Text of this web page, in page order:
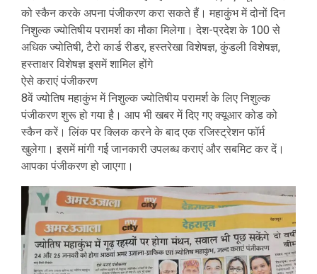
को स्कैन करके अपना पंजीकरण करा सकते हैं। महाकुंभ में दोनों दिन
निशुल्क ज्योतिषीय परामर्श का मौका मिलेगा। देश-प्रदेश के 100 से
अधिक ज्योतिषी, टैरो कार्ड रीडर, हस्तरेखा विशेषज्ञ, कुंडली विशेषज्ञ,
हस्ताक्षर विशेषज्ञ इसमें शामिल होंगे
ऐसे कराएं पंजीकरण
8वें ज्योतिष महाकुंभ में निशुल्क ज्योतिषीय परामर्श के लिए निशुल्क
पंजीकरण शुरू हो गया है। आप भी खबर में दिए गए क्यूआर कोड को
स्कैन करें। लिंक पर क्लिक करने के बाद एक रजिस्ट्रेशन फॉर्म
खुलेगा। इसमें मांगी गई जानकारी उपलब्ध कराएं और सबमिट कर दें।
आपका पंजीकरण हो जाएगा।